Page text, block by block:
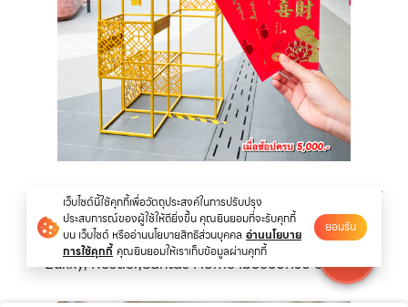
รับเลย! อั่งเปาคูปองส่วนลดมูลค่าสูงสุด 1,000.-
จากแบรนด์
ชั้นนำ
เช่น Coach Outlet, Furla, Jim Thompson, Kedma,
Luxxy, Restier,Santas Home เมื่อช้อปครบ 5,000.-
เว็บไซต์นี้ใช้คุกกี้เพื่อวัตถุประสงค์ในการปรับปรุง
ประสบการณ์ของผู้ใช้ให้ดียิ่งขึ้น คุณยินยอมที่จะรับคุกกี้
บน เว็บไซต์ หรืออ่านนโยบายสิทธิส่วนบุคคล อ่านนโยบาย
การใช้คุกกี้ คุณยินยอมให้เราเก็บข้อมูลผ่านคุกกี้
ยอมรับ